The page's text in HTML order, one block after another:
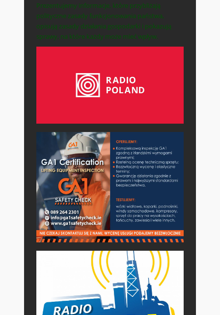
Prezentujemy informacje, które przybliżają
polityczne zasady funkcjonowania państwa,
opisują zasady działania gospodarki i pokazują
sprawy, na które każdy może mieć wpływ.